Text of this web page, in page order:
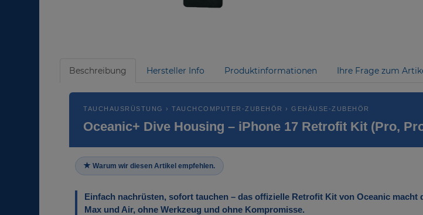
Beschreibung Hersteller Info Produktinformationen Ihre Frage zum
TAUCHAUSRÜSTUNG › TAUCHCOMPUTER-ZUBEHÖR › GEHÄUSE-ZUBEHÖR
Oceanic+ Dive Housing – iPhone 17 Retrofit Kit (Pro,
Warum wir diesen Artikel empfehlen.
Einfach nachrüsten, sofort tauchen – das offizielle Retrofit Kit von Oceanic
Max und Air, ohne Werkzeug und ohne Kompromisse.